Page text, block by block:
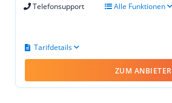
Telefonsupport Alle Funktionen
Tarifdetails
ZUM ANBIETER